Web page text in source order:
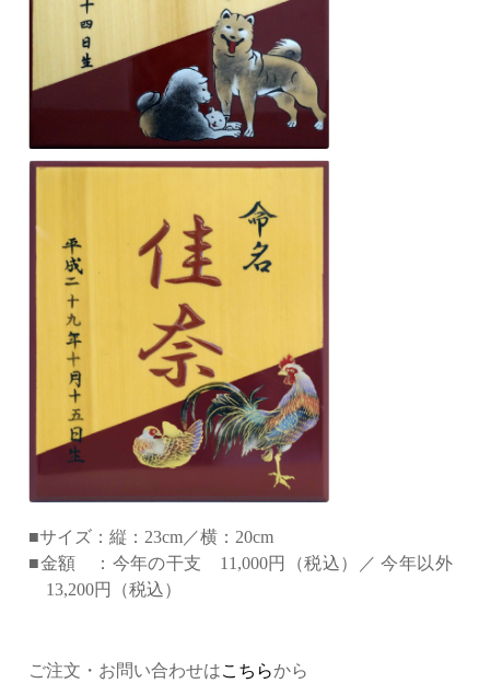
■サイズ：縦：23cm／横：20cm
■金額 ：今年の干支 11,000円（税込）／ 今年以外
13,200円（税込）
ご注文・お問い合わせはこちらから